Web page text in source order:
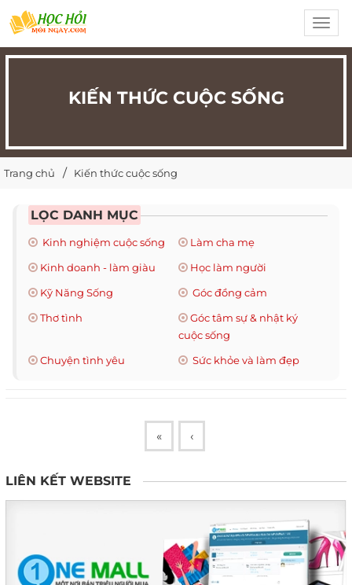
KIẾN THỨC CUỘC SỐNG
Trang chủ Kiến thức cuộc sống
LỌC DANH MỤC
Kinh nghiệm cuộc sống
Làm cha mẹ
Kinh doanh - làm giàu
Học làm người
Kỹ Năng Sống
Góc đồng cảm
Thơ tình
Góc tâm sự & nhật ký
cuộc sống
Chuyện tình yêu
Sức khỏe và làm đẹp
« ‹
LIÊN KẾT WEBSITE